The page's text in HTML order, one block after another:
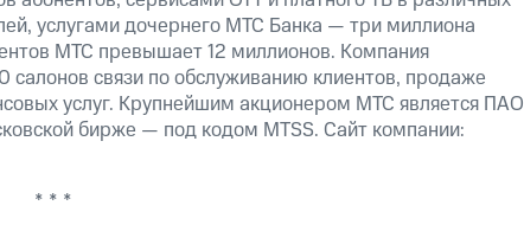
услугами дочернего МТС Банка — три миллиона
МТС превышает 12 миллионов. Компания
салонов связи по обслуживанию клиентов, продаже
услуг. Крупнейшим акционером МТС является ПАО
бирже — под кодом MTSS. Сайт компании:
* * *